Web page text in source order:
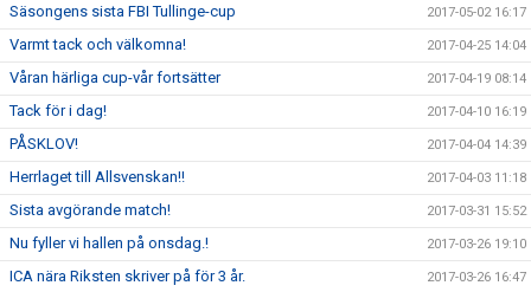
Säsongens sista FBI Tullinge-cup 2017-05-02 16:17
Varmt tack och välkomna! 2017-04-25 14:04
Våran härliga cup-vår fortsätter 2017-04-19 08:14
Tack för i dag! 2017-04-10 16:19
PÅSKLOV! 2017-04-04 14:39
Herrlaget till Allsvenskan!! 2017-04-03 11:18
Sista avgörande match! 2017-03-31 15:52
Nu fyller vi hallen på onsdag.! 2017-03-26 19:10
ICA nära Riksten skriver på för 3 år. 2017-03-26 16:47